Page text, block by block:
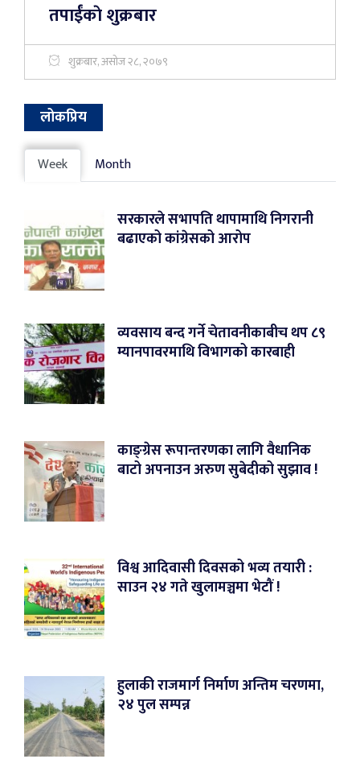
तपाईंकाे शुक्रबार
शुक्रबार, असोज २८, २०७९
लोकप्रिय
Week Month
सरकारले सभापति थापामाथि निगरानी
बढाएको कांग्रेसको आरोप
व्यवसाय बन्द गर्ने चेतावनीकाबीच थप ८९
म्यानपावरमाथि विभागको कारबाही
काङ्ग्रेस रूपान्तरणका लागि वैधानिक
बाटो अपनाउन अरुण सुबेदीको सुझाव !
विश्व आदिवासी दिवसको भव्य तयारी :
साउन २४ गते खुलामञ्चमा भेटौं !
हुलाकी राजमार्ग निर्माण अन्तिम चरणमा,
२४ पुल सम्पन्न